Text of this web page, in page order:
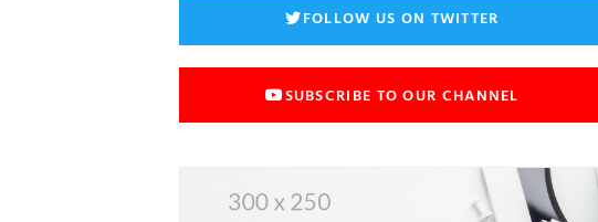
FOLLOW US ON TWITTER
SUBSCRIBE TO OUR CHANNEL